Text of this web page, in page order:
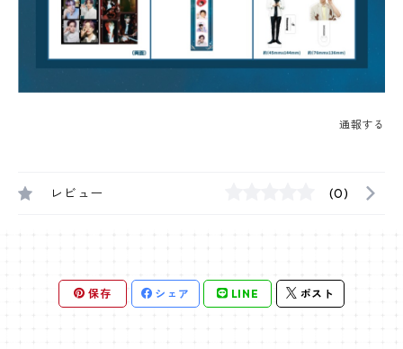
通報する
レビュー (0)
保存 シェア LINE ポスト